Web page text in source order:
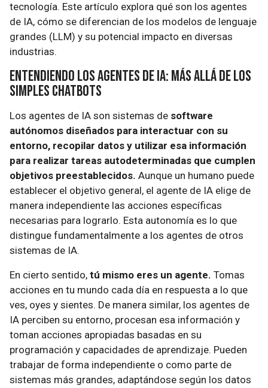
tecnología. Este artículo explora qué son los agentes
de IA, cómo se diferencian de los modelos de lenguaje
grandes (LLM) y su potencial impacto en diversas
industrias.
Entendiendo los Agentes de IA: Más Allá de los
Simples Chatbots
Los agentes de IA son sistemas de software
autónomos diseñados para interactuar con su
entorno, recopilar datos y utilizar esa información
para realizar tareas autodeterminadas que cumplen
objetivos preestablecidos. Aunque un humano puede
establecer el objetivo general, el agente de IA elige de
manera independiente las acciones específicas
necesarias para lograrlo. Esta autonomía es lo que
distingue fundamentalmente a los agentes de otros
sistemas de IA.
En cierto sentido, tú mismo eres un agente. Tomas
acciones en tu mundo cada día en respuesta a lo que
ves, oyes y sientes. De manera similar, los agentes de
IA perciben su entorno, procesan esa información y
toman acciones apropiadas basadas en su
programación y capacidades de aprendizaje. Pueden
trabajar de forma independiente o como parte de
sistemas más grandes, adaptándose según los datos